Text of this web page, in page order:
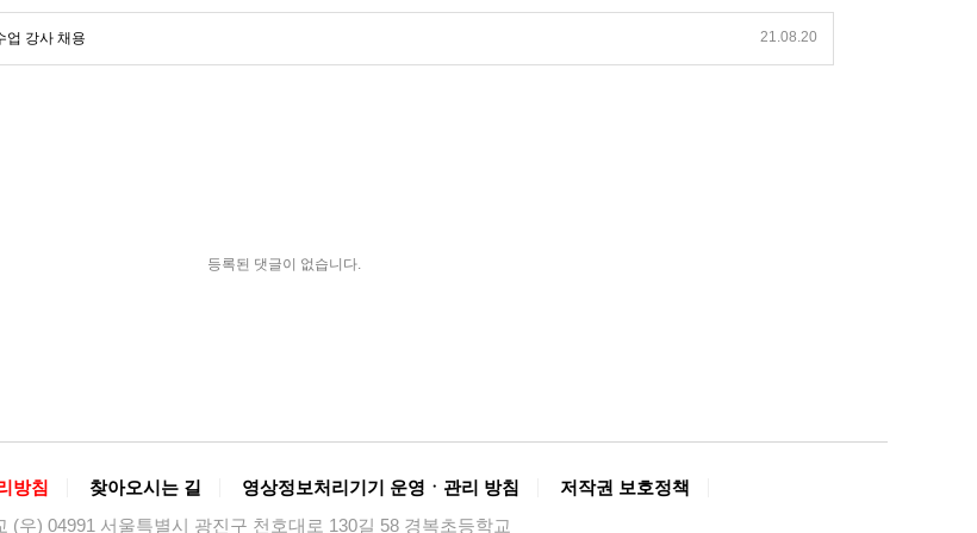
업 강사 채용 21.08.20
등록된 댓글이 없습니다.
방침 찾아오시는 길 영상정보처리기기 운영ㆍ관리 방침
저작권 보호정책
(우) 04991 서울특별시 광진구 천호대로 130길 58 경복초등학교